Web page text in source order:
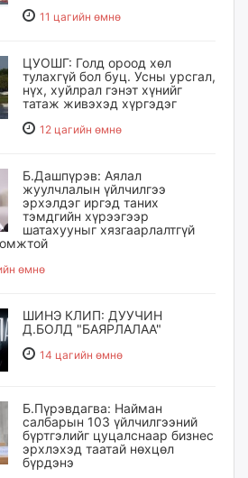
11 цагийн өмнө
ЦУОШГ: Голд ороод хөл
тулахгүй бол буц. Усны урсгал,
нүх, хуйлрал гэнэт хүнийг
татаж живэхэд хүргэдэг
12 цагийн өмнө
Б.Дашпүрэв: Аялал
жуулчлалын үйлчилгээ
эрхэлдэг иргэд таних
тэмдгийн хүрээгээр
шатахууныг хязгаарлалтгүй
өмнө
ШИНЭ КЛИП: ДУУЧИН
Д.БОЛД "БАЯРЛАЛАА"
14 цагийн өмнө
Б.Пүрэвдагва: Найман
салбарын 103 үйлчилгээний
бүртгэлийг цуцалснаар бизнес
эрхлэхэд таатай нөхцөл
бүрдэнэ